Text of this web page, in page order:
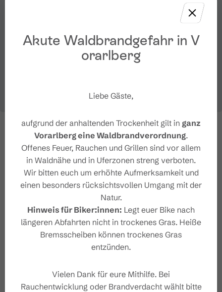
#wirsindbrandnertal
Akute Waldbrandgefahr in V
orarlberg
Liebe Gäste,
aufgrund der anhaltenden Trockenheit gilt in ganz
Vorarlberg eine Waldbrandverordnung.
Offenes Feuer, Rauchen und Grillen sind vor allem
in Waldnähe und in Uferzonen streng verboten.
Wir bitten euch um erhöhte Aufmerksamkeit und
einen besonders rücksichtsvollen Umgang mit der
Natur.
Hinweis für Biker:innen: Legt euer Bike nach
längeren Abfahrten nicht in trockenes Gras. Heiße
Bremsscheiben können trockenes Gras
entzünden.
Vielen Dank für eure Mithilfe. Bei
Rauchentwicklung oder Brandverdacht wählt bitte